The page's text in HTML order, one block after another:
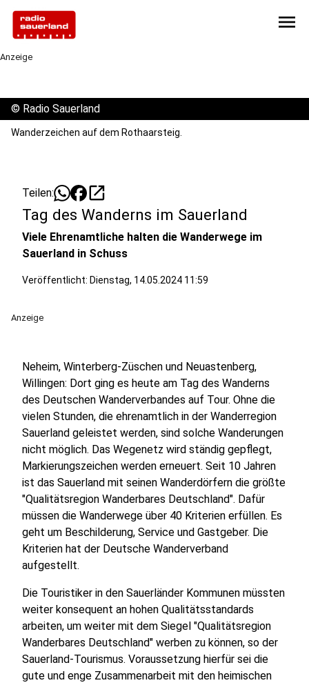
menu
Anzeige
© Radio Sauerland
Wanderzeichen auf dem Rothaarsteig.
Teilen: open_in_new
Tag des Wanderns im Sauerland
Viele Ehrenamtliche halten die Wanderwege im
Sauerland in Schuss
Veröffentlicht: Dienstag, 14.05.2024 11:59
Anzeige
Neheim, Winterberg-Züschen und Neuastenberg,
Willingen: Dort ging es heute am Tag des Wanderns
des Deutschen Wanderverbandes auf Tour. Ohne die
vielen Stunden, die ehrenamtlich in der Wanderregion
Sauerland geleistet werden, sind solche Wanderungen
nicht möglich. Das Wegenetz wird ständig gepflegt,
Markierungszeichen werden erneuert. Seit 10 Jahren
ist das Sauerland mit seinen Wanderdörfern die größte
"Qualitätsregion Wanderbares Deutschland". Dafür
müssen die Wanderwege über 40 Kriterien erfüllen. Es
geht um Beschilderung, Service und Gastgeber. Die
Kriterien hat der Deutsche Wanderverband
aufgestellt.
Die Touristiker in den Sauerländer Kommunen müssten
weiter konsequent an hohen Qualitätsstandards
arbeiten, um weiter mit dem Siegel "Qualitätsregion
Wanderbares Deutschland" werben zu können, so der
Sauerland-Tourismus. Voraussetzung hierfür sei die
gute und enge Zusammenarbeit mit den heimischen